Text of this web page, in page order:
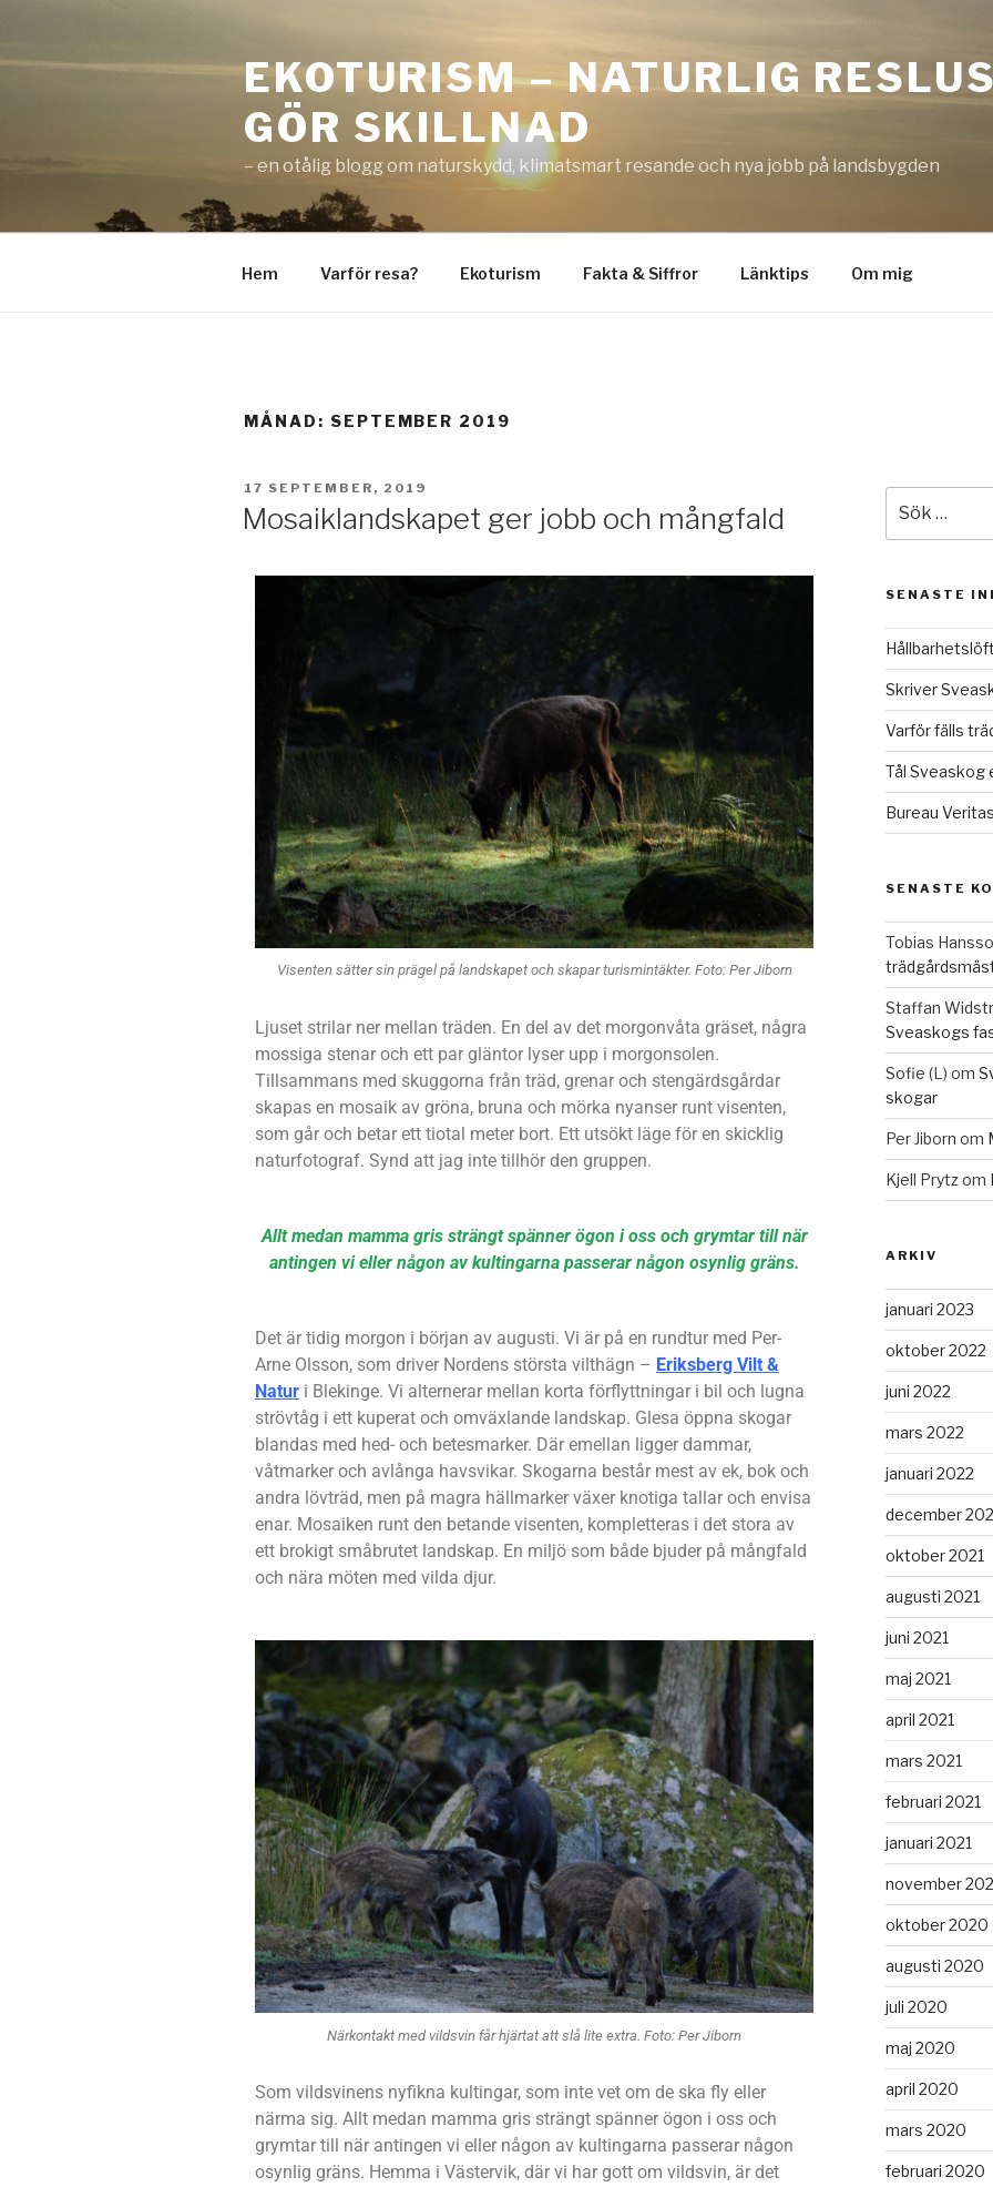
EKOTURISM – NATURLIG
GÖR SKILLNAD
– en otålig blogg om naturskydd, klimatsmart resande och nya jobb på landsbygden
Hem Varför resa? Ekoturism Fakta & Siffror Länktips Om mig
MÅNAD: SEPTEMBER 2019
17 SEPTEMBER, 2019
Mosaiklandskapet ger jobb och mångfald
Visenten sätter sin prägel på landskapet och skapar turismintäkter. Foto: Per Jiborn
Ljuset strilar ner mellan träden. En del av det morgonvåta gräset, några
mossiga stenar och ett par gläntor lyser upp i morgonsolen.
Tillsammans med skuggorna från träd, grenar och stengärdsgårdar
skapas en mosaik av gröna, bruna och mörka nyanser runt visenten,
som går och betar ett tiotal meter bort. Ett utsökt läge för en skicklig
naturfotograf. Synd att jag inte tillhör den gruppen.
Allt medan mamma gris strängt spänner ögon i oss och grymtar till när
antingen vi eller någon av kultingarna passerar någon osynlig gräns.
Det är tidig morgon i början av augusti. Vi är på en rundtur med Per-
Arne Olsson, som driver Nordens största vilthägn – Eriksberg Vilt &
Natur i Blekinge. Vi alternerar mellan korta förflyttningar i bil och lugna
strövtåg i ett kuperat och omväxlande landskap. Glesa öppna skogar
blandas med hed- och betesmarker. Där emellan ligger dammar,
våtmarker och avlånga havsvikar. Skogarna består mest av ek, bok och
andra lövträd, men på magra hällmarker växer knotiga tallar och envisa
enar. Mosaiken runt den betande visenten, kompletteras i det stora av
ett brokigt småbrutet landskap. En miljö som både bjuder på mångfald
och nära möten med vilda djur.
Närkontakt med vildsvin får hjärtat att slå lite extra. Foto: Per Jiborn
Som vildsvinens nyfikna kultingar, som inte vet om de ska fly eller
närma sig. Allt medan mamma gris strängt spänner ögon i oss och
grymtar till när antingen vi eller någon av kultingarna passerar någon
osynlig gräns. Hemma i Västervik, där vi har gott om vildsvin, är det
SENASTE
Skriver
Varför fälls
Tål Sveaskog
Bureau
SENASTE
Tobias
Staffan
Sveaskogs
Sofie (L) om
skogar
Per Jiborn om
Kjell Prytzom
ARKIV
januari 2023
oktober 2022
juni 2022
mars 2022
januari 2022
december
oktober 2021
augusti 2021
juni 2021
maj 2021
april 2021
mars 2021
februari 2021
januari 2021
november
oktober 2020
augusti 2020
juli 2020
maj 2020
april 2020
mars 2020
februari 2020